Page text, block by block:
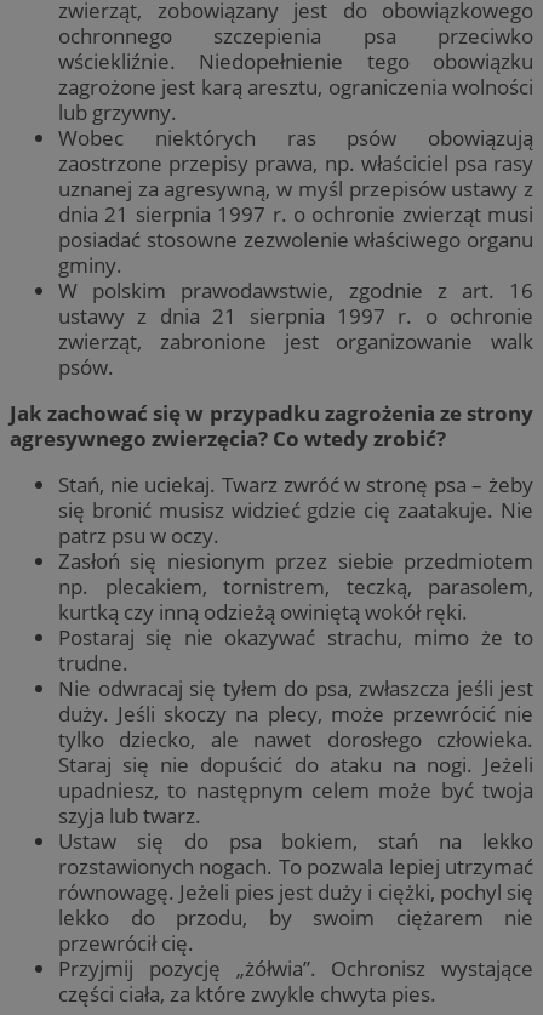
zwierząt, zobowiązany jest do obowiązkowego
ochronnego szczepienia psa przeciwko
wściekliźnie. Niedopełnienie tego obowiązku
zagrożone jest karą aresztu, ograniczenia wolności
lub grzywny.
Wobec niektórych ras psów obowiązują
zaostrzone przepisy prawa, np. właściciel psa rasy
uznanej za agresywną, w myśl przepisów ustawy z
dnia 21 sierpnia 1997 r. o ochronie zwierząt musi
posiadać stosowne zezwolenie właściwego organu
gminy.
W polskim prawodawstwie, zgodnie z art. 16
ustawy z dnia 21 sierpnia 1997 r. o ochronie
zwierząt, zabronione jest organizowanie walk
psów.
Jak zachować się w przypadku zagrożenia ze strony
agresywnego zwierzęcia? Co wtedy zrobić?
Stań, nie uciekaj. Twarz zwróć w stronę psa – żeby
się bronić musisz widzieć gdzie cię zaatakuje. Nie
patrz psu w oczy.
Zasłoń się niesionym przez siebie przedmiotem
np. plecakiem, tornistrem, teczką, parasolem,
kurtką czy inną odzieżą owiniętą wokół ręki.
Postaraj się nie okazywać strachu, mimo że to
trudne.
Nie odwracaj się tyłem do psa, zwłaszcza jeśli jest
duży. Jeśli skoczy na plecy, może przewrócić nie
tylko dziecko, ale nawet dorosłego człowieka.
Staraj się nie dopuścić do ataku na nogi. Jeżeli
upadniesz, to następnym celem może być twoja
szyja lub twarz.
Ustaw się do psa bokiem, stań na lekko
rozstawionych nogach. To pozwala lepiej utrzymać
równowagę. Jeżeli pies jest duży i ciężki, pochyl się
lekko do przodu, by swoim ciężarem nie
przewrócił cię.
Przyjmij pozycję „żółwia”. Ochronisz wystające
części ciała, za które zwykle chwyta pies.